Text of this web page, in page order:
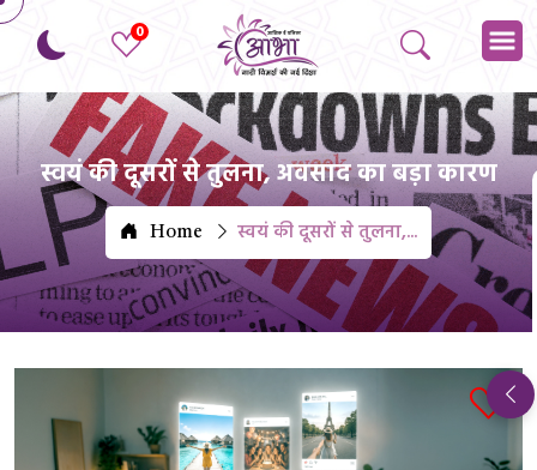
0
स्वयं की दूसरों से तुलना, अवसाद का बड़ा कारण
Home स्वयं की दूसरों से तुलना,...